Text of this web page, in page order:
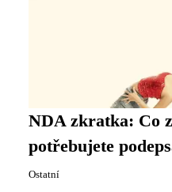
NDA zkratka: Co
potřebujete
Ostatní